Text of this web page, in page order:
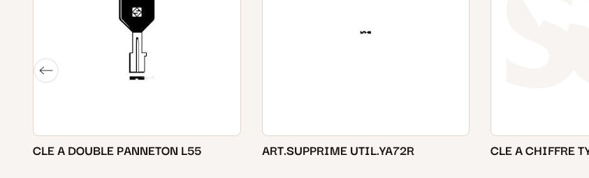
CLE A DOUBLE PANNETON L55 ART.SUPPRIME UTIL.YA72R CLE A CHIFFRE